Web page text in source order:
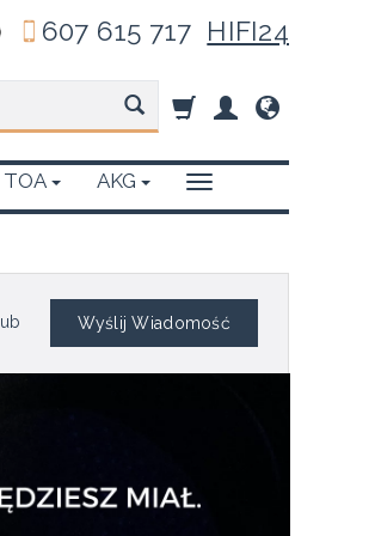
607 615 717 HIFI24
TOA AKG
lub Wyślij Wiadomość